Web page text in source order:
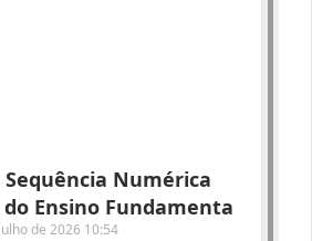
Numérica
do Ensino Fundamenta
de 2026 10:54